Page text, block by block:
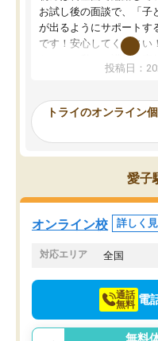
お試し後の面談で、「子
が出るようにサポートす
です！安心してください
ないのは私たち講師の責
ってくださり、確かに！
ったんですが、学生の先
み、徐々に成績が上がっ
思っていました。何が今
を的確に指導いただき、
くりするほど楽しんでや
塾を受けています。狙い
つ成績も上がり、苦手意
てきたので、さらに苦手
でお願いしました。来年
投稿日：
トライのオンライン
愛子
オンライン校 詳しく
対応エリア 全国
通話
無料 電